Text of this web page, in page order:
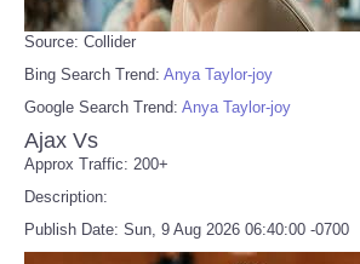
Source: Collider
Bing Search Trend: Anya Taylor-joy
Google Search Trend: Anya Taylor-joy
Ajax Vs
Approx Traffic: 200+
Description:
Publish Date: Sun, 9 Aug 2026 06:40:00 -0700